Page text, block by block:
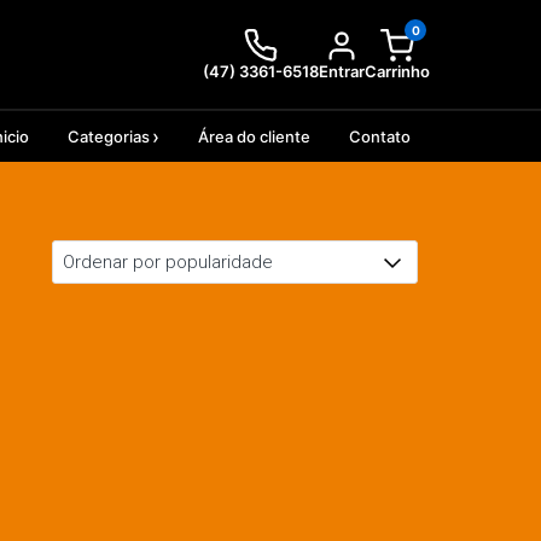
(47) 3361-6518Entrar
0
Carrinho
Categorias Área do cliente Contato